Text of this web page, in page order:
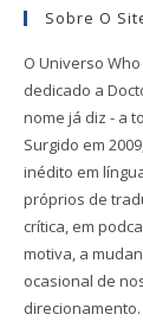
Sobre O
O Universo
dedicado a
nome já diz - a
Surgido em
inédito em
próprios de
crítica, em
motiva, a
ocasional de
direcionamento.